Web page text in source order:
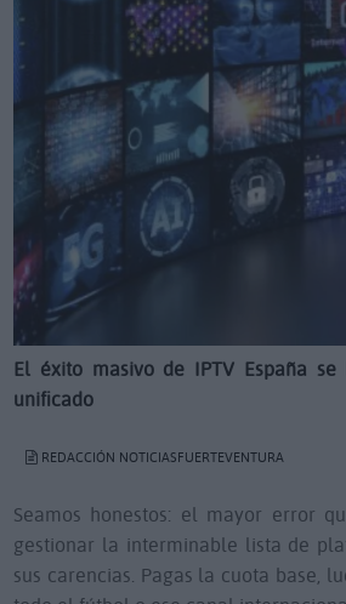
El éxito masivo de IPTV España
unificado
REDACCIÓN NOTICIASFUERTEVENTURA
Seamos honestos: el mayor error
gestionar la interminable lista de
sus carencias. Pagas la cuota base,